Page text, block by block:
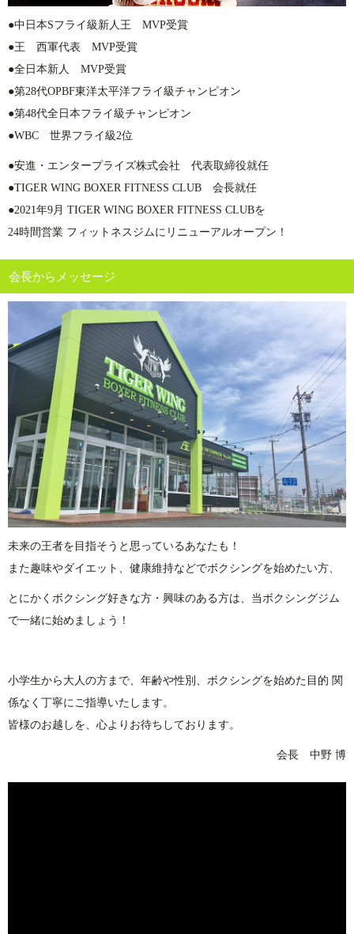
●中日本Sフライ級新人王 MVP受賞
●王 西軍代表 MVP受賞
●全日本新人 MVP受賞
●第28代OPBF東洋太平洋フライ級チャンピオン
●第48代全日本フライ級チャンピオン
●WBC 世界フライ級2位
●安進・エンタープライズ株式会社 代表取締役就任
●TIGER WING BOXER FITNESS CLUB 会長就任
●2021年9月 TIGER WING BOXER FITNESS CLUBを
24時間営業 フィットネスジムにリニューアルオープン！
会長からメッセージ
未来の王者を目指そうと思っているあなたも！
また趣味やダイエット、健康維持などでボクシングを始めたい方、
とにかくボクシング好きな方・興味のある方は、当ボクシングジム
で一緒に始めましょう！
小学生から大人の方まで、年齢や性別、ボクシングを始めた目的 関
係なく丁寧にご指導いたします。
皆様のお越しを、心よりお待ちしております。
会長 中野 博